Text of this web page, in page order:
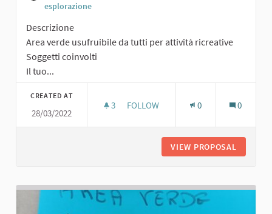
esplorazione
Descrizione
Area verde usufruibile da tutti per attività ricreative
Soggetti coinvolti
Il tuo...
CREATED AT
28/03/2022
3 3 FOLLOWERS
FOLLOW 0 0
VIEW PROPOSAL